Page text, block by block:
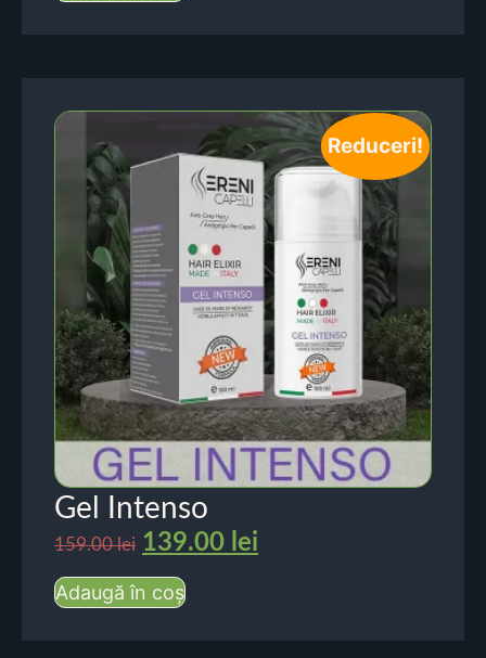
Reduceri!
Gel Intenso
159.00lei 139.00 lei
Adaugă în coș